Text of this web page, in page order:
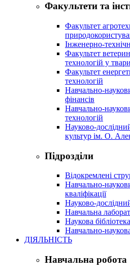
Факультети та
Факультет
Інженерно-
Факультет
технологій у
Факультет
технологій
Навчально-
фінансів
Навчально-
технологій
Науково-
культур ім. О.
Підрозділи
Відокремлені
Навчально-
кваліфікації
Науково-
Навчальна
Наукова бібліотека
Навчально-
ДІЯЛЬНІСТЬ
Навчальна робота